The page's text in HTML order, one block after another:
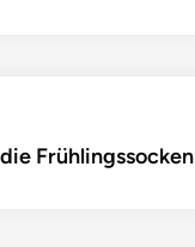
Frühlingssocken